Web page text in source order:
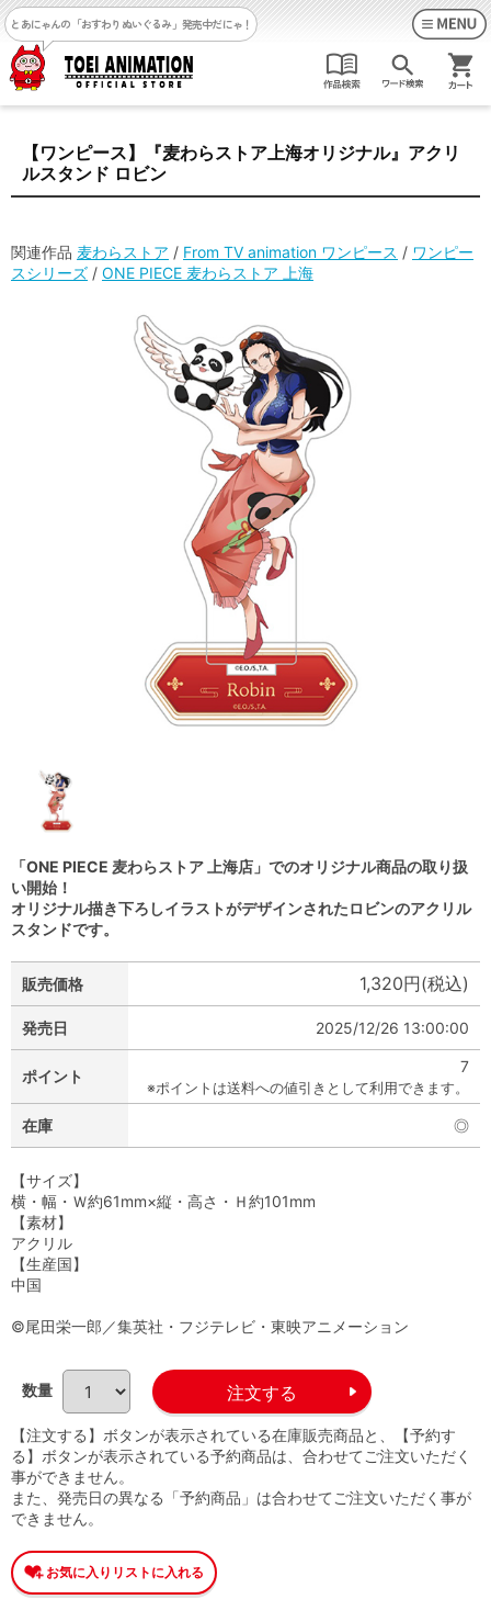
とあにゃんの「おすわりぬいぐるみ」発売中だにゃ！
【ワンピース】『麦わらストア上海オリジナル』アクリ
ルスタンド ロビン
関連作品 麦わらストア / From TV animation ワンピース / ワンピー
スシリーズ / ONE PIECE 麦わらストア 上海
「ONE PIECE 麦わらストア 上海店」でのオリジナル商品の取り扱
い開始！
オリジナル描き下ろしイラストがデザインされたロビンのアクリル
スタンドです。
販売価格 1,320円(税込)
発売日 2025/12/26 13:00:00
ポイント
7
※ポイントは送料への値引きとして利用できます。
在庫 ◎
【サイズ】
横・幅・Ｗ約61mm×縦・高さ・Ｈ約101mm
【素材】
アクリル
【生産国】
中国
©尾田栄一郎／集英社・フジテレビ・東映アニメーション
数量
【注文する】ボタンが表示されている在庫販売商品と、【予約す
る】ボタンが表示されている予約商品は、合わせてご注文いただく
事ができません。
また、発売日の異なる「予約商品」は合わせてご注文いただく事が
できません。